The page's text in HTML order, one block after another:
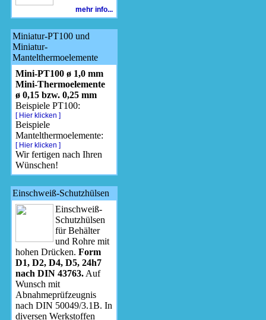
mehr info...
Miniatur-PT100 und
Miniatur-
Mantelthermoelemente
Mini-PT100 ø 1,0 mm
Mini-Thermoelemente
ø 0,15 bzw. 0,25 mm
Beispiele PT100:
[ Hier klicken ]
Beispiele
Mantelthermoelemente:
[ Hier klicken ]
Wir fertigen nach Ihren
Wünschen!
Einschweiß-Schutzhülsen
Einschweiß-
Schutzhülsen
für Behälter
und Rohre mit
hohen Drücken. Form
D1, D2, D4, D5, 24h7
nach DIN 43763. Auf
Wunsch mit
Abnahmeprüfzeugnis
nach DIN 50049/3.1B. In
diversen Werkstoffen